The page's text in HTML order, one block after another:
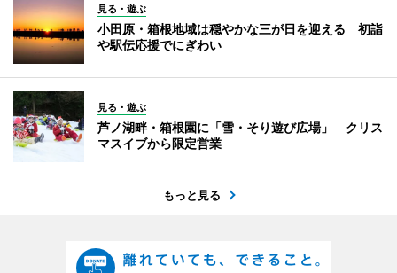
見る・遊ぶ
小田原・箱根地域は穏やかな三が日を迎える 初詣
や駅伝応援でにぎわい
見る・遊ぶ
芦ノ湖畔・箱根園に「雪・そり遊び広場」 クリス
マスイブから限定営業
もっと見る